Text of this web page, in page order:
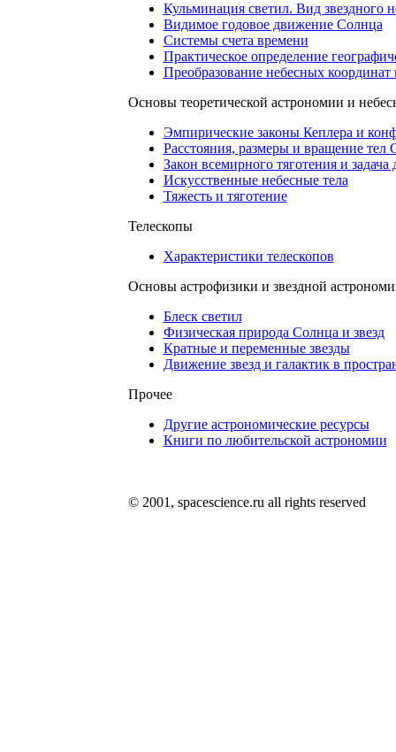
Кульминация светил. Вид звездного
Видимое годовое движение Солнца
Системы счета времени
Практическое определение
Преобразование небесных координат
Основы теоретической астрономии и
Эмпирические законы Кеплера и
Расстояния, размеры и вращение тел
Закон всемирного тяготения и задача
Искусственные небесные тела
Тяжесть и тяготение
Телескопы
Характеристики телескопов
Основы астрофизики и звездной
Блеск светил
Физическая природа Солнца и звезд
Кратные и переменные звезды
Движение звезд и галактик в
Прочее
Другие астрономические ресурсы
Книги по любительской астрономии
© 2001, spacescience.ru all rights reserved